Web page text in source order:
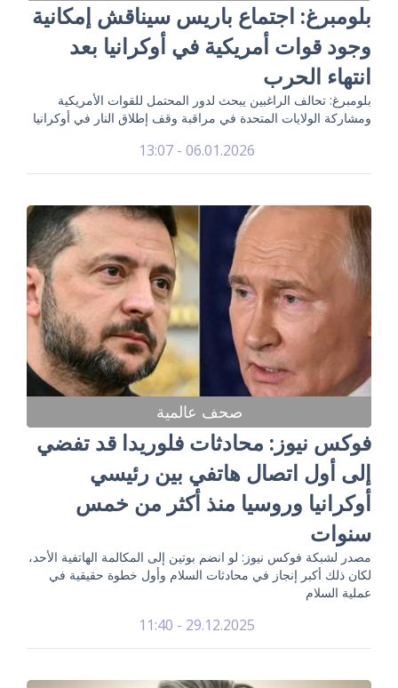
بلومبرغ: اجتماع باريس سيناقش إمكانية
وجود قوات أمريكية في أوكرانيا بعد
انتهاء الحرب
بلومبرغ: تحالف الراغبين يبحث لدور المحتمل للقوات الأمريكية
ومشاركة الولايات المتحدة في مراقبة وقف إطلاق النار في أوكرانيا
06.01.2026 - 13:07
صحف عالمية
فوكس نيوز: محادثات فلوريدا قد تفضي
إلى أول اتصال هاتفي بين رئيسي
أوكرانيا وروسيا منذ أكثر من خمس
سنوات
مصدر لشبكة فوكس نيوز: لو انضم بوتين إلى المكالمة الهاتفية الأحد،
لكان ذلك أكبر إنجاز في محادثات السلام وأول خطوة حقيقية في
عملية السلام
29.12.2025 - 11:40